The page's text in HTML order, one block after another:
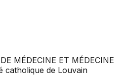
MÉDECINE ET MÉDECINE
catholique de Louvain